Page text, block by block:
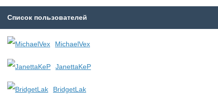
Список пользователей
MichaelVex
JanettaKeP
BridgetLak